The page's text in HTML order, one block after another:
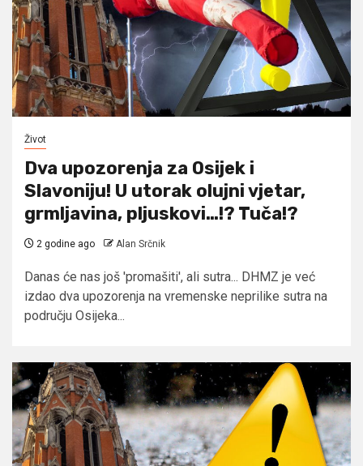
Život
Dva upozorenja za Osijek i
Slavoniju! U utorak olujni vjetar,
grmljavina, pljuskovi…!? Tuča!?
2 godine ago Alan Srčnik
Danas će nas još 'promašiti', ali sutra... DHMZ je već
izdao dva upozorenja na vremenske neprilike sutra na
području Osijeka...